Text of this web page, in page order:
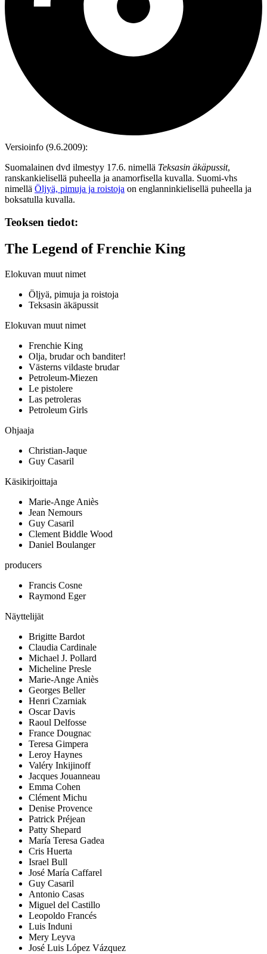
Versioinfo (9.6.2009):
Suomalainen dvd ilmestyy 17.6. nimellä Teksasin äkäpussit,
ranskankielisellä puheella ja anamorfisella kuvalla. Suomi‑vhs
nimellä Öljyä, pimuja ja roistoja on englanninkielisellä puheella ja
boksatulla kuvalla.
Teoksen tiedot:
The Legend of Frenchie King
Elokuvan muut nimet
Öljyä, pimuja ja roistoja
Teksasin äkäpussit
Elokuvan muut nimet
Frenchie King
Olja, brudar och banditer!
Västerns vildaste brudar
Petroleum-Miezen
Le pistolere
Las petroleras
Petroleum Girls
Ohjaaja
Christian-Jaque
Guy Casaril
Käsikirjoittaja
Marie-Ange Aniès
Jean Nemours
Guy Casaril
Clement Biddle Wood
Daniel Boulanger
producers
Francis Cosne
Raymond Eger
Näyttelijät
Brigitte Bardot
Claudia Cardinale
Michael J. Pollard
Micheline Presle
Marie-Ange Aniès
Georges Beller
Henri Czarniak
Oscar Davis
Raoul Delfosse
France Dougnac
Teresa Gimpera
Leroy Haynes
Valéry Inkijinoff
Jacques Jouanneau
Emma Cohen
Clément Michu
Denise Provence
Patrick Préjean
Patty Shepard
María Teresa Gadea
Cris Huerta
Israel Bull
José María Caffarel
Guy Casaril
Antonio Casas
Miguel del Castillo
Leopoldo Francés
Luis Induni
Mery Leyva
José Luis López Vázquez